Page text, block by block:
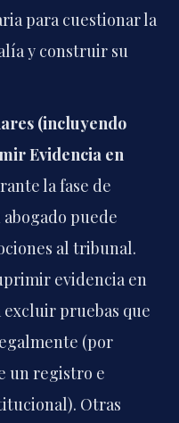
para cuestionar la
y construir su
(incluyendo
Evidencia en
la fase de
puede
al tribunal.
evidencia en
pruebas que
(por
un registro e
Otras